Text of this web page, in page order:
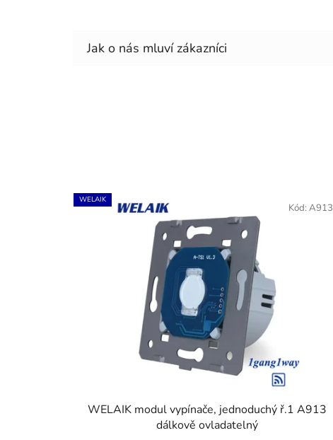
WELAIK
WELAIK modul vypínače, jednoduchý ř.1 A913
dálkově ovladatelný
Kód:A913